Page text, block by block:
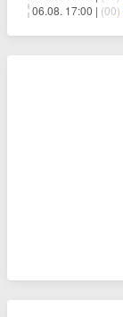
06.08. 17:00 | (00)